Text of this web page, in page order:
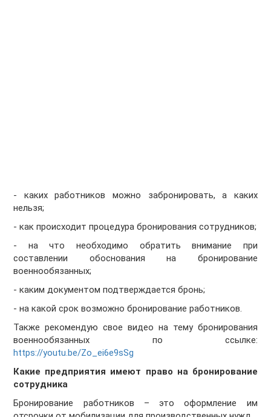
- каких работников можно забронировать, а каких
нельзя;
- как происходит процедура бронирования сотрудников;
- на что необходимо обратить внимание при
составлении обоснования на бронирование
военнообязанных;
- каким документом подтверждается бронь;
- на какой срок возможно бронирование работников.
Также рекомендую свое видео на тему бронирования
военнообязанных по ссылке:
https://youtu.be/Zo_ei6e9sSg
Какие предприятия имеют право на бронирование
сотрудника
Бронирование работников – это оформление им